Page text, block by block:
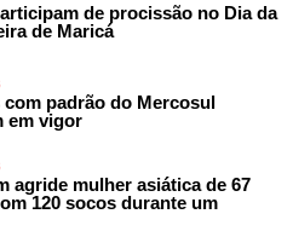
de procissão no Dia da
de Maricá
com padrão do Mercosul
em vigor
agride mulher asiática de 67
120 socos durante um